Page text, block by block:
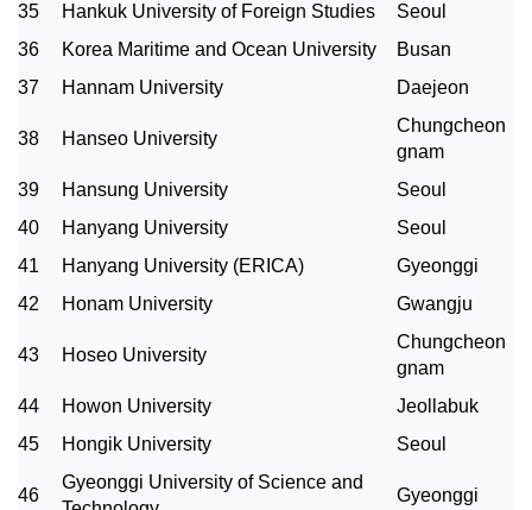
35
Hankuk University of Foreign Studies
Seoul
36
Korea Maritime and Ocean University
Busan
37
Hannam University Daejeon
38 Hanseo University
Chungcheon
gnam
39
Hansung University
Seoul
40
Hanyang University
Seoul
41
Hanyang University (ERICA)
Gyeonggi
42
Honam University Gwangju
43 Hoseo University
Chungcheon
gnam
44
Howon University
Jeollabuk
45
Hongik University Seoul
46
Gyeonggi University of Science and
Gyeonggi